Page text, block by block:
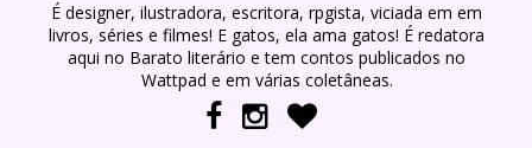
É designer, ilustradora, escritora, rpgista, viciada em em
livros, séries e filmes! E gatos, ela ama gatos! É redatora
aqui no Barato literário e tem contos publicados no
Wattpad e em várias coletâneas.